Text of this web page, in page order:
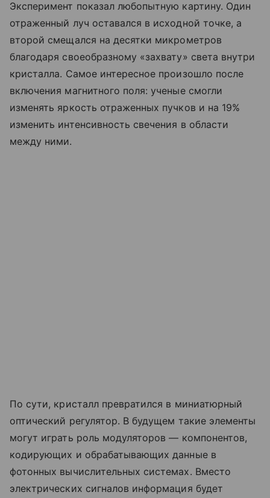
Эксперимент показал любопытную картину. Один
отраженный луч оставался в исходной точке, а
второй смещался на десятки микрометров
благодаря своеобразному «захвату» света внутри
кристалла. Самое интересное произошло после
включения магнитного поля: ученые смогли
изменять яркость отраженных пучков и на 19%
изменить интенсивность свечения в области
между ними.
По сути, кристалл превратился в миниатюрный
оптический регулятор. В будущем такие элементы
могут играть роль модуляторов — компонентов,
кодирующих и обрабатывающих данные в
фотонных вычислительных системах. Вместо
электрических сигналов информация будет